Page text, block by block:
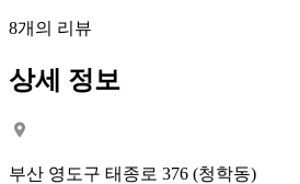
8개의 리뷰
상세 정보
부산 영도구 태종로 376 (청학동)